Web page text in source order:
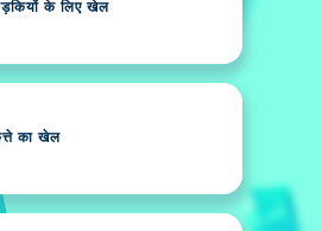
के लिए खेल
का खेल